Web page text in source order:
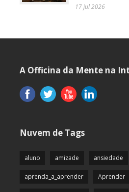
17 jul 2026
A Officina da Mente na
Nuvem de Tags
aluno amizade ansiedade
aprenda_a_aprender Aprender